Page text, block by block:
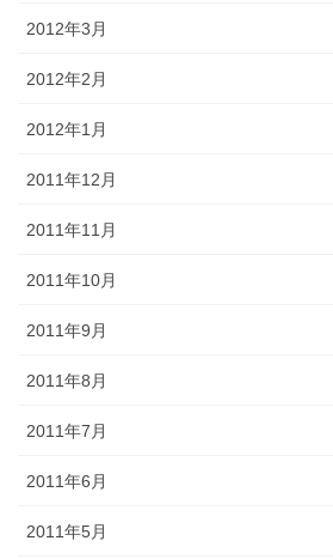
2012年3月
2012年2月
2012年1月
2011年12月
2011年11月
2011年10月
2011年9月
2011年8月
2011年7月
2011年6月
2011年5月